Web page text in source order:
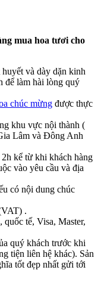
mua hoa tươi cho
và dày dặn kinh
để làm hài lòng quý
chúc mừng được thực
khu vực nội thành (
Lâm và Đông Anh
kể từ khi khách hàng
vào yêu cầu và địa
có nội dung chúc
.
tế, Visa, Master,
quý khách trước khi
tiện liên hệ khác). Sản
tốt đẹp nhất gửi tới